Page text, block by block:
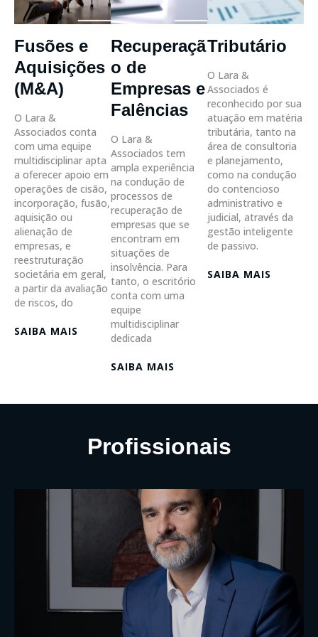
Fusões e
Aquisições
(M&A)
O Lara &
Associados conta
com uma equipe
multidisciplinar apta
a oferecer apoio em
operações de cisão,
incorporação, fusão,
aquisição ou
alienação de
empresas, e
reestruturação
societária em geral,
a partir da avaliação
de riscos, do
SAIBA MAIS
Recuperaçã
o de
Empresas e
Falências
O Lara &
Associados tem
ampla experiência
na condução de
processos de
recuperação de
empresas que se
encontram em
situações de
insolvência. Para
tanto, o escritório
conta com uma
equipe
multidisciplinar
dedicada
SAIBA MAIS
Tributário
O Lara &
Associados é
reconhecido por sua
atuação em matéria
tributária, tanto na
área de consultoria
e planejamento,
como na condução
do contencioso
administrativo e
judicial, através da
gestão inteligente
de passivo.
SAIBA MAIS
Profissionais